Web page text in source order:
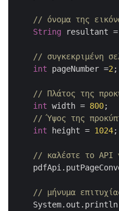
// όνομα της
String resultant =
// συγκεκριμένη
int pageNumber =2 ;
// Πλάτος της
int width = 800;
// Ύψος της
int height = 1024;
// καλέστε το API
// μήνυμα